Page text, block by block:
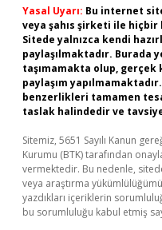
Yasal Uyarı: Bu internet
veya şahıs şirketi ile hiçbir
Sitede yalnızca kendi
paylaşılmaktadır. Burada
taşımamakta olup, gerçek
paylaşım
benzerlikleri tamamen
taslak halindedir ve
Sitemiz, 5651 Sayılı Kanun
Kurumu (BTK) tarafından
vermektedir. Bu nedenle,
veya araştırma
yazdıkları içeriklerin
bu sorumluluğu kabul etmiş